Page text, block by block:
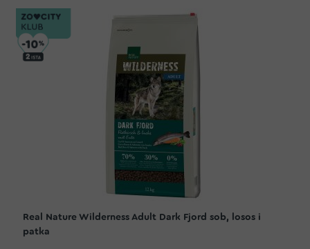
Real Nature Wilderness Adult Dark Fjord sob, losos i
patka